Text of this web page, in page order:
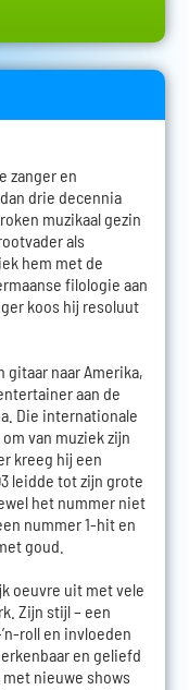
zanger en
drie decennia
muzikaal gezin
als
hem met de
filologie aan
koos hij resoluut
gitaar naar Amerika,
aan de
Die internationale
van muziek zijn
kreeg hij een
leidde tot zijn grote
het nummer niet
nummer 1-hit en
goud.
oeuvre uit met vele
Zijn stijl – een
roll en invloeden
en geliefd
nieuwe shows